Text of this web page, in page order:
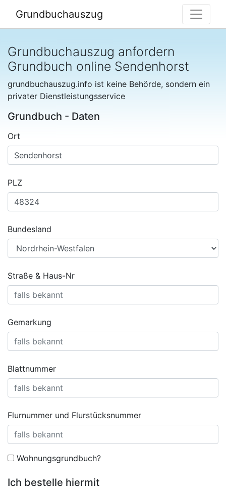
Grundbuchauszug
Grundbuchauszug anfordern
Grundbuch online Sendenhorst
grundbuchauszug.info ist keine Behörde, sondern ein
privater Dienstleistungsservice
Grundbuch - Daten
Ort
PLZ
Bundesland
Straße & Haus-Nr
Gemarkung
Blattnummer
Flurnummer und Flurstücksnummer
Wohnungsgrundbuch?
Ich bestelle hiermit